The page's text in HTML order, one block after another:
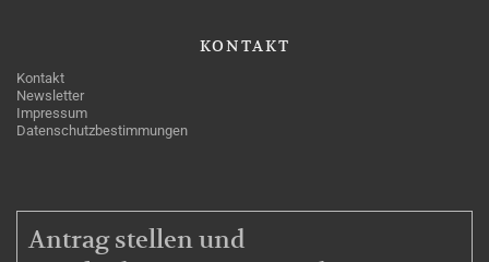
KONTAKT
Kontakt
Newsletter
Impressum
Datenschutzbestimmungen
MITGLIEDSCHAFT
Antrag stellen und